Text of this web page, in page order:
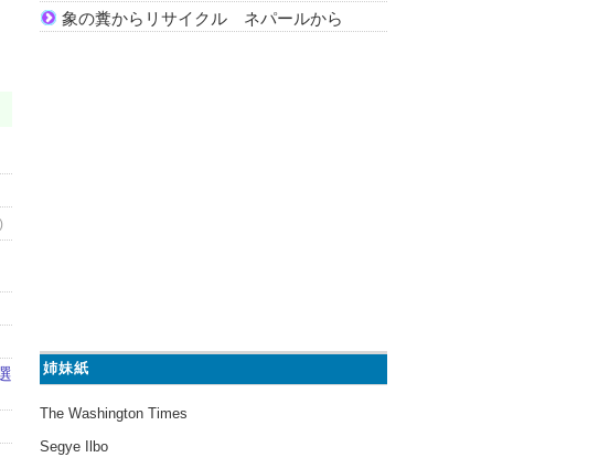
象の糞からリサイクル ネパールから
姉妹紙
The Washington Times
Segye Ilbo